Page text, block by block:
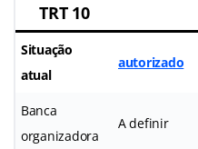
TRT 10
Situação
atual
autorizado
Banca
organizadora
A definir